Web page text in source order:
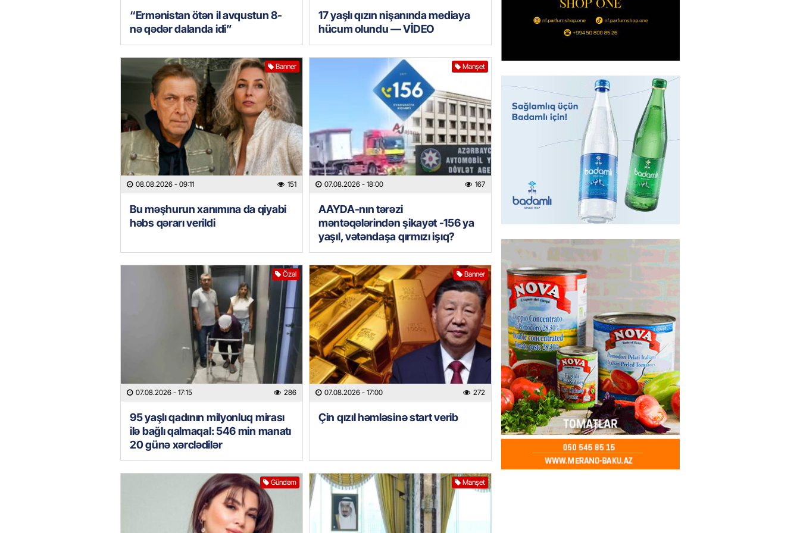
“Ermənistan ötən il avqustun 8-
nə qədər dalanda idi”
17 yaşlı qızın nişanında mediaya
hücum olundu — VİDEO
Banner
08.08.2026 - 09:11 151
Bu məşhurun xanımına da qiyabi
həbs qərarı verildi
Manşet
07.08.2026 - 18:00 167
AAYDA-nın tərəzi
məntəqələrindən şikayət -156 ya
yaşıl, vətəndaşa qırmızı işıq?
Özəl
07.08.2026 - 17:15 286
95 yaşlı qadının milyonluq mirası
ilə bağlı qalmaqal: 546 min manatı
20 günə xərclədilər
Banner
07.08.2026 - 17:00 272
Çin qızıl həmləsinə start verib
Gündəm Manşet
“Birgə Strateji Müdafiə Sazişi”nin
Albaniya klubuna keçən Kamil
“Liverpul”da oynamaq istəyir
07.08.2026- 16:15 260
Tovuzda qadın qətlə yetirildi – Şübhəli
qardaşı oğludur
Türkiyədə 37,6 milyon, Rusiyada 16,7
milyon – Azərbaycanlıların yemək
xərcləri
07.08.2026- 15:45
GÜNDƏM
Malayziyada yeni səfirimiz kimdir? –
Dosye
07.08.2026- 15:30 171
MANŞET
Türkiyə, Səudiyyə Ərəbistanı və
Pakistan arasında Məkkə müdafiə
sazişi imzalanıb
07.08.2026- 15:15